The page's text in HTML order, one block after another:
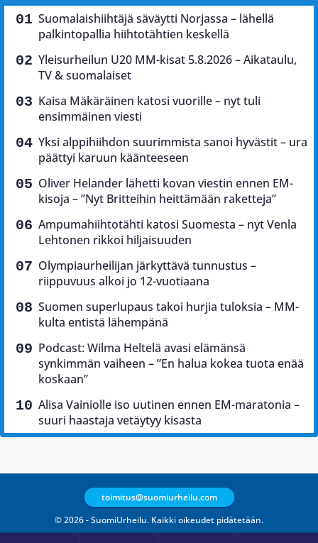
Suomalaishiihtäjä säväytti Norjassa – lähellä
palkintopallia hiihtotähtien keskellä
Yleisurheilun U20 MM-kisat 5.8.2026 – Aikataulu,
TV & suomalaiset
Kaisa Mäkäräinen katosi vuorille – nyt tuli
ensimmäinen viesti
Yksi alppihiihdon suurimmista sanoi hyvästit – ura
päättyi karuun käänteeseen
Oliver Helander lähetti kovan viestin ennen EM-
kisoja – ”Nyt Britteihin heittämään raketteja”
Ampumahiihtotähti katosi Suomesta – nyt Venla
Lehtonen rikkoi hiljaisuuden
Olympiaurheilijan järkyttävä tunnustus –
riippuvuus alkoi jo 12-vuotiaana
Suomen superlupaus takoi hurjia tuloksia – MM-
kulta entistä lähempänä
Podcast: Wilma Heltelä avasi elämänsä
synkimmän vaiheen – ”En halua kokea tuota enää
koskaan”
Alisa Vainiolle iso uutinen ennen EM-maratonia –
suuri haastaja vetäytyy kisasta
© 2026 - SuomiUrheilu. Kaikki oikeudet pidätetään.
toimitus@suomiurheilu.com